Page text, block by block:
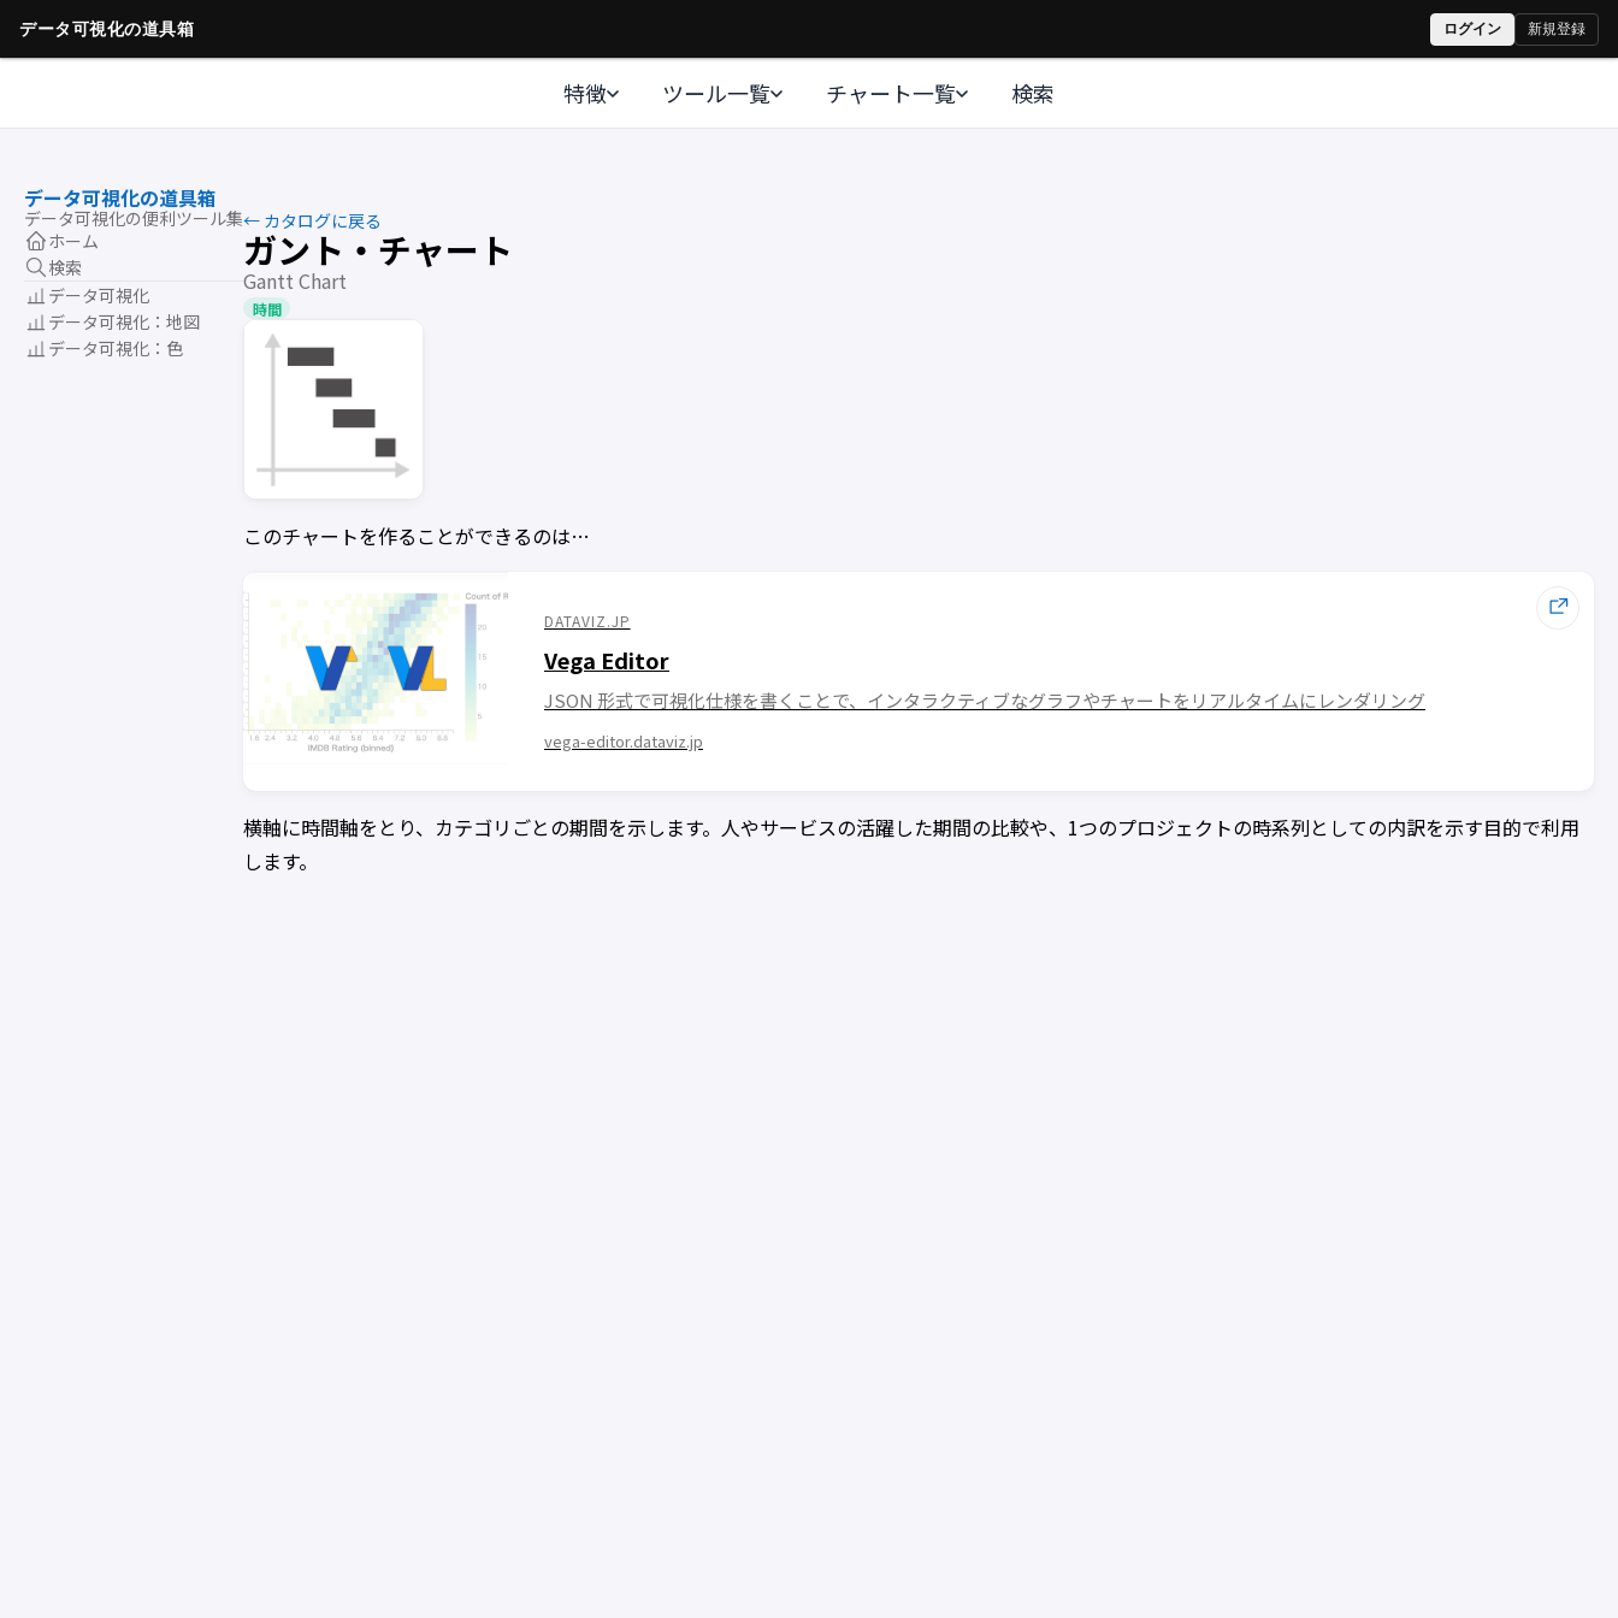
特徴 ツール一覧 チャート一覧 検索
データ可視化の道具箱
データ可視化の便利ツール集
ホーム
検索
データ可視化
データ可視化：地図
データ可視化：色
← カタログに戻る
ガント・チャート
Gantt Chart
時間
このチャートを作ることができるのは…
DATAVIZ.JP
Vega Editor
JSON 形式で可視化仕様を書くことで、インタラクティブなグラフやチャートをリアルタイムにレンダリング
vega-editor.dataviz.jp
横軸に時間軸をとり、カテゴリごとの期間を示します。人やサービスの活躍した期間の比較や、1つのプロジェクトの時系列としての内訳を示す目的で利用
します。